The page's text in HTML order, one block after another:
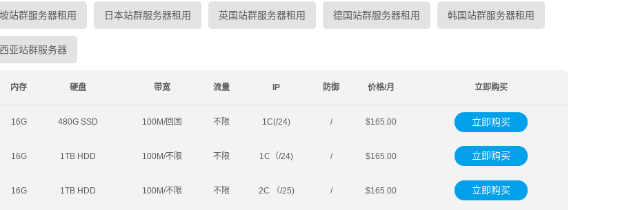
站群服务器租用 日本站群服务器租用 英国站群服务器租用 德国站群服务器租用 韩国站群服务器租用
亚站群服务器
内存 硬盘 带宽 流量 IP 防御 价格/月 立即购买
16G 480G SSD 100M/回国 不限 1C(/24) / $165.00 立即购买
16G 1TB HDD 100M/不限 不限 1C（/24) / $165.00 立即购买
16G 1TB HDD 100M/不限 不限 2C （/25) / $165.00 立即购买